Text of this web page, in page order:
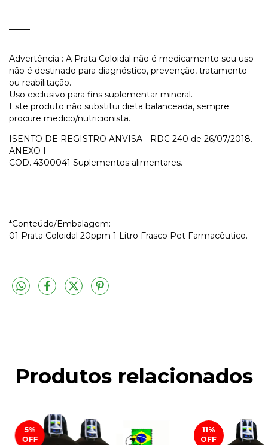
Advertência : A Prata Coloidal não é medicamento seu uso
não é destinado para diagnóstico, prevenção, tratamento
ou reabilitação.
Uso exclusivo para fins suplementar mineral.
Este produto não substitui dieta balanceada, sempre
procure medico/nutricionista.
ISENTO DE REGISTRO ANVISA - RDC 240 de 26/07/2018.
ANEXO I
COD. 4300041 Suplementos alimentares.
*Conteúdo/Embalagem:
01 Prata Coloidal 20ppm 1 Litro Frasco Pet Farmacêutico.
Produtos relacionados
5%
OFF
11%
OFF